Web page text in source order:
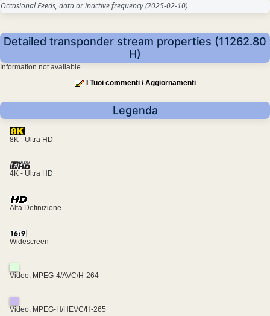
Occasional Feeds, data or inactive frequency(2025-02-10)
Detailed transponder stream properties (11262.80
H)
Information not available
I Tuoi commenti / Aggiornamenti
Legenda
8K - Ultra HD
4K - Ultra HD
Alta Definizione
Widescreen
Video: MPEG-4/AVC/H-264
Video: MPEG-H/HEVC/H-265